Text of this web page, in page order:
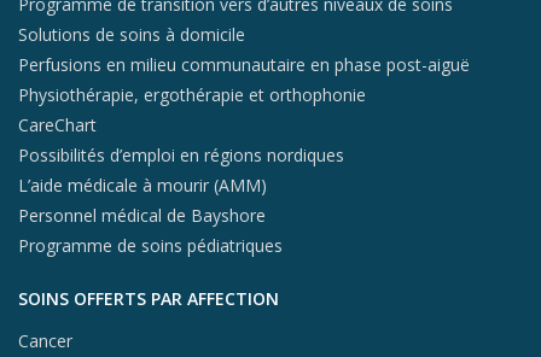
Solutions de soins à domicile
Perfusions en milieu communautaire en phase post-aiguë
Physiothérapie, ergothérapie et orthophonie
CareChart
Possibilités d’emploi en régions nordiques
L’aide médicale à mourir (AMM)
Personnel médical de Bayshore
Programme de soins pédiatriques
SOINS OFFERTS PAR AFFECTION
Cancer